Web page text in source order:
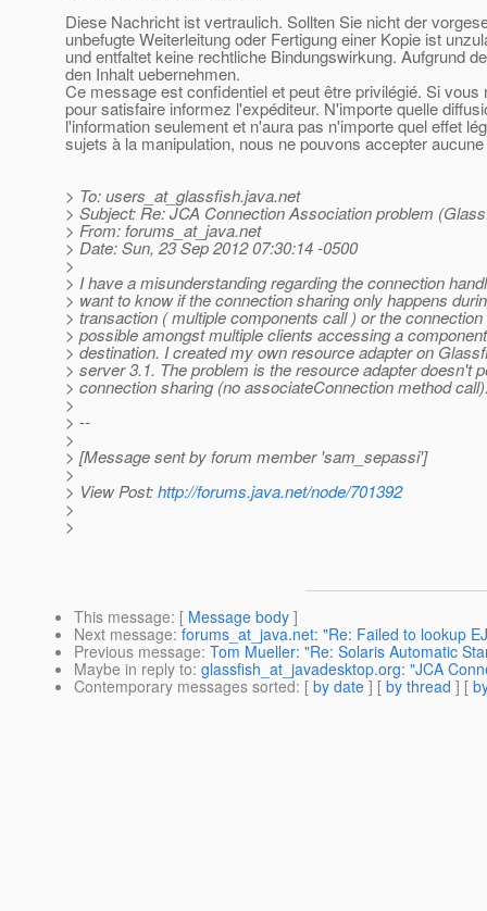
Diese Nachricht ist vertraulich. Sollten Sie nicht der
unbefugte Weiterleitung oder Fertigung einer Kopie ist
und entfaltet keine rechtliche Bindungswirkung. Aufgrund
den Inhalt uebernehmen.
Ce message est confidentiel et peut être privilégié. Si
pour satisfaire informez l'expéditeur. N'importe quelle
l'information seulement et n'aura pas n'importe quel effet
sujets à la manipulation, nous ne pouvons accepter
> To: users_at_glassfish.java.net
> Subject: Re: JCA Connection Association problem
> From: forums_at_java.net
> Date: Sun, 23 Sep 2012 07:30:14 -0500
>
> I have a misunderstanding regarding the connection
> want to know if the connection sharing only happens
> transaction ( multiple components call ) or the
> possible amongst multiple clients accessing a
> destination. I created my own resource adapter on
> server 3.1. The problem is the resource adapter doesn't
> connection sharing (no associateConnection method
>
> --
>
> [Message sent by forum member 'sam_sepassi']
>
> View Post:http://forums.java.net/node/701392
>
>
This message: [ Message body ]
Next message: forums_at_java.net: "Re: Failed to lookup
Previous message: Tom Mueller: "Re: Solaris Automatic
Maybe in reply to: glassfish_at_javadesktop.org: "JCA
Contemporary messages sorted: [ by date ] [ by thread ] [